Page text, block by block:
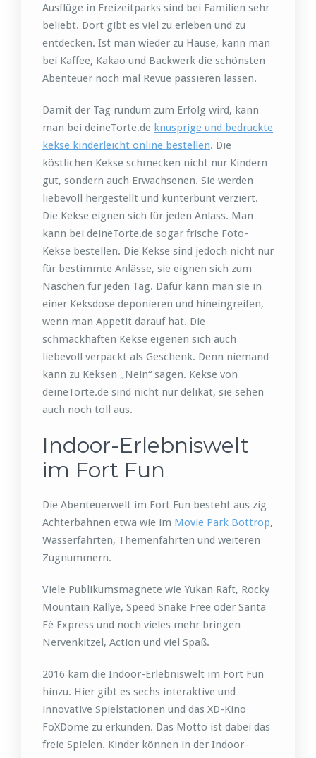
Ausflüge in Freizeitparks sind bei Familien sehr
beliebt. Dort gibt es viel zu erleben und zu
entdecken. Ist man wieder zu Hause, kann man
bei Kaffee, Kakao und Backwerk die schönsten
Abenteuer noch mal Revue passieren lassen.
Damit der Tag rundum zum Erfolg wird, kann
man bei deineTorte.de knusprige und bedruckte
kekse kinderleicht online bestellen. Die
köstlichen Kekse schmecken nicht nur Kindern
gut, sondern auch Erwachsenen. Sie werden
liebevoll hergestellt und kunterbunt verziert.
Die Kekse eignen sich für jeden Anlass. Man
kann bei deineTorte.de sogar frische Foto-
Kekse bestellen. Die Kekse sind jedoch nicht nur
für bestimmte Anlässe, sie eignen sich zum
Naschen für jeden Tag. Dafür kann man sie in
einer Keksdose deponieren und hineingreifen,
wenn man Appetit darauf hat. Die
schmackhaften Kekse eigenen sich auch
liebevoll verpackt als Geschenk. Denn niemand
kann zu Keksen „Nein“ sagen. Kekse von
deineTorte.de sind nicht nur delikat, sie sehen
auch noch toll aus.
Indoor-Erlebniswelt
im Fort Fun
Die Abenteuerwelt im Fort Fun besteht aus zig
Achterbahnen etwa wie im Movie Park Bottrop,
Wasserfahrten, Themenfahrten und weiteren
Zugnummern.
Viele Publikumsmagnete wie Yukan Raft, Rocky
Mountain Rallye, Speed Snake Free oder Santa
Fè Express und noch vieles mehr bringen
Nervenkitzel, Action und viel Spaß.
2016 kam die Indoor-Erlebniswelt im Fort Fun
hinzu. Hier gibt es sechs interaktive und
innovative Spielstationen und das XD-Kino
FoXDome zu erkunden. Das Motto ist dabei das
freie Spielen. Kinder können in der Indoor-